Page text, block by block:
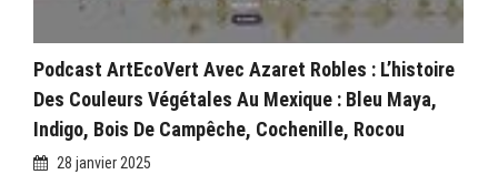
Podcast ArtEcoVert Avec Azaret Robles : L’histoire
Des Couleurs Végétales Au Mexique : Bleu Maya,
Indigo, Bois De Campêche, Cochenille, Rocou
28 janvier 2025